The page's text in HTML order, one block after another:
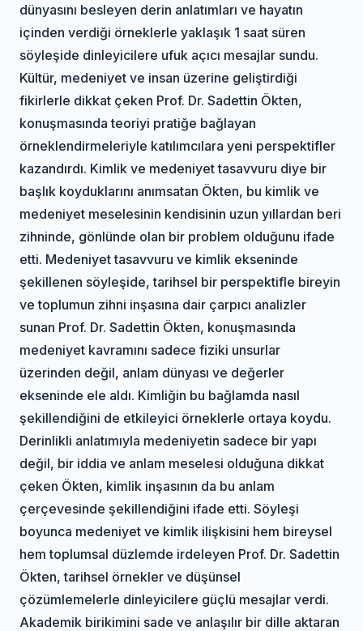
dünyasını besleyen derin anlatımları ve hayatın
içinden verdiği örneklerle yaklaşık 1 saat süren
söyleşide dinleyicilere ufuk açıcı mesajlar sundu.
Kültür, medeniyet ve insan üzerine geliştirdiği
fikirlerle dikkat çeken Prof. Dr. Sadettin Ökten,
konuşmasında teoriyi pratiğe bağlayan
örneklendirmeleriyle katılımcılara yeni perspektifler
kazandırdı. Kimlik ve medeniyet tasavvuru diye bir
başlık koyduklarını anımsatan Ökten, bu kimlik ve
medeniyet meselesinin kendisinin uzun yıllardan beri
zihninde, gönlünde olan bir problem olduğunu ifade
etti. Medeniyet tasavvuru ve kimlik ekseninde
şekillenen söyleşide, tarihsel bir perspektifle bireyin
ve toplumun zihni inşasına dair çarpıcı analizler
sunan Prof. Dr. Sadettin Ökten, konuşmasında
medeniyet kavramını sadece fiziki unsurlar
üzerinden değil, anlam dünyası ve değerler
ekseninde ele aldı. Kimliğin bu bağlamda nasıl
şekillendiğini de etkileyici örneklerle ortaya koydu.
Derinlikli anlatımıyla medeniyetin sadece bir yapı
değil, bir iddia ve anlam meselesi olduğuna dikkat
çeken Ökten, kimlik inşasının da bu anlam
çerçevesinde şekillendiğini ifade etti. Söyleşi
boyunca medeniyet ve kimlik ilişkisini hem bireysel
hem toplumsal düzlemde irdeleyen Prof. Dr. Sadettin
Ökten, tarihsel örnekler ve düşünsel
çözümlemelerle dinleyicilere güçlü mesajlar verdi.
Akademik birikimini sade ve anlaşılır bir dille aktaran